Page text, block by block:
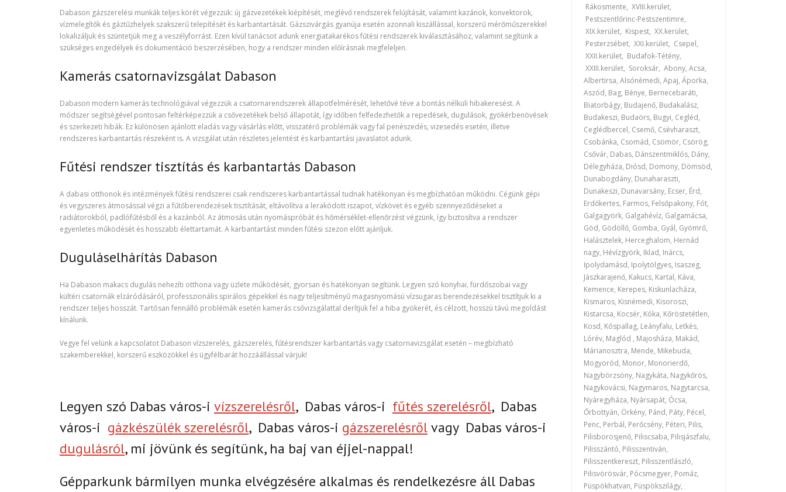
Dabason gázszerelési munkák teljes körét végezzük: új gázvezetékek kiépítését, meglévő rendszerek felújítását, valamint kazánok, konvektorok,
vízmelegítők és gáztűzhelyek szakszerű telepítését és karbantartását. Gázszivárgás gyanúja esetén azonnali kiszállással, korszerű mérőműszerekkel
lokalizáljuk és szüntetjük meg a veszélyforrást. Ezen kívül tanácsot adunk energiatakarékos fűtési rendszerek kiválasztásához, valamint segítünk a
szükséges engedélyek és dokumentáció beszerzésében, hogy a rendszer minden előírásnak megfeleljen.
Kamerás csatornavizsgálat Dabason
Dabason modern kamerás technológiával végezzük a csatornarendszerek állapotfelmérését, lehetővé téve a bontás nélküli hibakeresést. A
módszer segítségével pontosan feltérképezzük a csővezetékek belső állapotát, így időben felfedezhetők a repedések, dugulások, gyökérbenövések
és szerkezeti hibák. Ez különösen ajánlott eladás vagy vásárlás előtt, visszatérő problémák vagy fal penészedés, vizesedés esetén, illetve
rendszeres karbantartás részeként is. A vizsgálat után részletes jelentést és karbantartási javaslatot adunk.
Fűtési rendszer tisztítás és karbantartás Dabason
A dabasi otthonok és intézmények fűtési rendszerei csak rendszeres karbantartással tudnak hatékonyan és megbízhatóan működni. Cégünk gépi
és vegyszeres átmosással végzi a fűtőberendezések tisztítását, eltávolítva a lerakódott iszapot, vízkövet és egyéb szennyeződéseket a
radiátorokból, padlófűtésből és a kazánból. Az átmosás után nyomáspróbát és hőmérséklet-ellenőrzést végzünk, így biztosítva a rendszer
egyenletes működését és hosszabb élettartamát. A karbantartást minden fűtési szezon előtt ajánljuk.
Duguláselhárítás Dabason
Ha Dabason makacs dugulás nehezíti otthona vagy üzlete működését, gyorsan és hatékonyan segítünk. Legyen szó konyhai, fürdőszobai vagy
kültéri csatornák elzáródásáról, professzionális spirálos gépekkel és nagy teljesítményű magasnyomású vízsugaras berendezésekkel tisztítjuk ki a
rendszer teljes hosszát. Tartósan fennálló problémák esetén kamerás csővizsgálattal derítjük fel a hiba gyökerét, és célzott, hosszú távú megoldást
kínálunk.
Vegye fel velünk a kapcsolatot Dabason vízszerelés, gázszerelés, fűtésrendszer karbantartás vagy csatornavizsgálat esetén – megbízható
szakemberekkel, korszerű eszközökkel és ügyfélbarát hozzáállással várjuk!
Legyen szó Dabas város-i vízszerelésről, Dabas város-i fűtés szerelésről, Dabas
város-i gázkészülék szerelésről, Dabas város-i gázszerelésrőlvagy Dabas város-i
dugulásról, mi jövünk és segítünk, ha baj van éjjel-nappal!
Gépparkunk bármilyen munka elvégzésére alkalmas és rendelkezésre áll Dabas
Rákosmente, XVIII.kerület,
Pestszentlőrinc-Pestszentimre,
XIX.kerület, Kispest, XX.kerület,
Pesterzsébet, XXI.kerület, Csepel,
XXII.kerület, Budafok-Tétény,
XXIII.kerület, Soroksár, Abony, Acsa,
Albertirsa, Alsónémedi, Apaj, Áporka,
Aszód, Bag, Bénye, Bernecebaráti,
Biatorbágy, Budajenő, Budakalász,
Budakeszi, Budaörs, Bugyi, Cegléd,
Ceglédbercel, Csemő, Csévharaszt,
Csobánka, Csomád, Csömör, Csörög,
Csővár, Dabas, Dánszentmiklós, Dány,
Délegyháza, Diósd, Domony, Dömsöd,
Dunabogdány, Dunaharaszti,
Dunakeszi, Dunavarsány, Ecser, Érd,
Erdőkertes, Farmos, Felsőpakony, Fót,
Galgagyörk, Galgahévíz, Galgamácsa,
Göd, Gödöllő, Gomba, Gyál, Gyömrő,
Halásztelek, Herceghalom, Hernád
nagy, Hévízgyörk, Iklad, Inárcs,
Ipolydamásd, Ipolytölgyes, Isaszeg,
Jászkarajenő, Kakucs, Kartal, Káva,
Kemence, Kerepes, Kiskunlacháza,
Kismaros, Kisnémedi, Kisoroszi,
Kistarcsa, Kocsér, Kóka, Kőröstetétlen,
Kosd, Kóspallag, Leányfalu, Letkés,
Lórév, Maglód , Majosháza, Makád,
Márianosztra, Mende, Mikebuda,
Mogyoród, Monor, Monorierdő,
Nagybörzsöny, Nagykáta, Nagykőrös,
Nagykovácsi, Nagymaros, Nagytarcsa,
Nyáregyháza, Nyársapát, Ócsa,
Őrbottyán, Örkény, Pánd, Páty, Pécel,
Penc, Perbál, Perőcsény, Péteri, Pilis,
Pilisborosjenő, Piliscsaba, Pilisjászfalu,
Pilisszántó, Pilisszentiván,
Pilisszentkereszt, Pilisszentlászló,
Pilisvörösvár, Pócsmegyer, Pomáz,
Püspökhatvan, Püspökszilágy,